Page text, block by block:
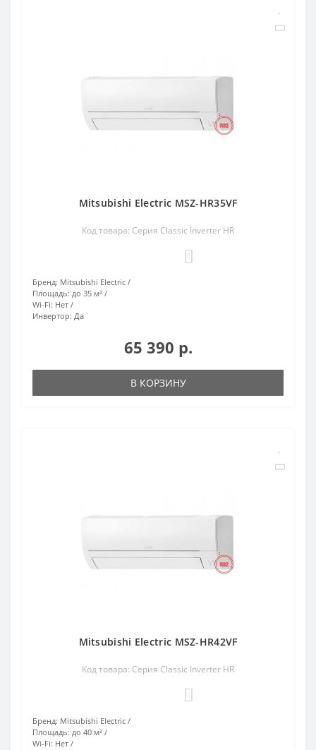
Mitsubishi Electric MSZ-HR35VF
Код товара: Серия Classic Inverter HR
Бренд: Mitsubishi Electric
Площадь: до 35 м²
Wi-Fi: Нет
Инвертор: Да
65 390 р.
В КОРЗИНУ
Mitsubishi Electric MSZ-HR42VF
Код товара: Серия Classic Inverter HR
Бренд: Mitsubishi Electric
Площадь: до 40 м²
Wi-Fi: Нет